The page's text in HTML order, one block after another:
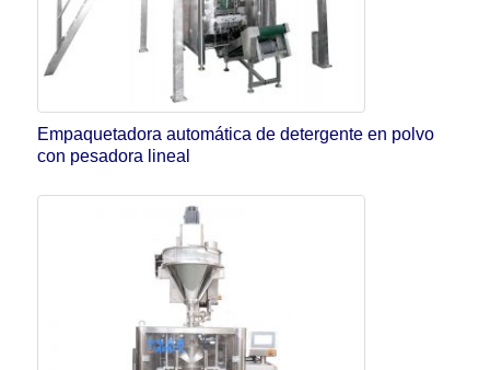
Empaquetadora automática de detergente en polvo
con pesadora lineal